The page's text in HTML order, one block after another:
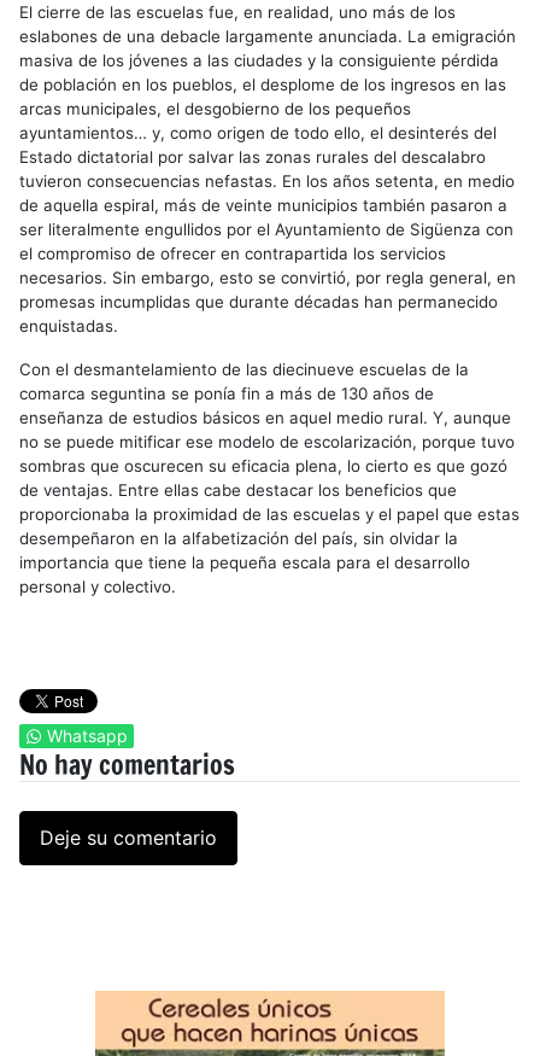
El cierre de las escuelas fue, en realidad, uno más de los
eslabones de una debacle largamente anunciada. La emigración
masiva de los jóvenes a las ciudades y la consiguiente pérdida
de población en los pueblos, el desplome de los ingresos en las
arcas municipales, el desgobierno de los pequeños
ayuntamientos… y, como origen de todo ello, el desinterés del
Estado dictatorial por salvar las zonas rurales del descalabro
tuvieron consecuencias nefastas. En los años setenta, en medio
de aquella espiral, más de veinte municipios también pasaron a
ser literalmente engullidos por el Ayuntamiento de Sigüenza con
el compromiso de ofrecer en contrapartida los servicios
necesarios. Sin embargo, esto se convirtió, por regla general, en
promesas incumplidas que durante décadas han permanecido
enquistadas.
Con el desmantelamiento de las diecinueve escuelas de la
comarca seguntina se ponía fin a más de 130 años de
enseñanza de estudios básicos en aquel medio rural. Y, aunque
no se puede mitificar ese modelo de escolarización, porque tuvo
sombras que oscurecen su eficacia plena, lo cierto es que gozó
de ventajas. Entre ellas cabe destacar los beneficios que
proporcionaba la proximidad de las escuelas y el papel que estas
desempeñaron en la alfabetización del país, sin olvidar la
importancia que tiene la pequeña escala para el desarrollo
personal y colectivo.
Whatsapp
No hay comentarios
Deje su comentario